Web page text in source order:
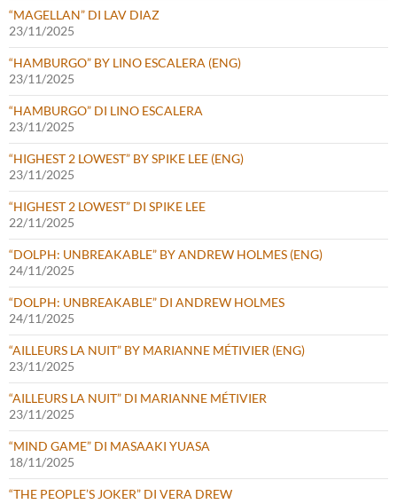
“MAGELLAN” DI LAV DIAZ
23/11/2025
“HAMBURGO” BY LINO ESCALERA (ENG)
23/11/2025
“HAMBURGO” DI LINO ESCALERA
23/11/2025
“HIGHEST 2 LOWEST” BY SPIKE LEE (ENG)
23/11/2025
“HIGHEST 2 LOWEST” DI SPIKE LEE
22/11/2025
“DOLPH: UNBREAKABLE” BY ANDREW HOLMES (ENG)
24/11/2025
“DOLPH: UNBREAKABLE” DI ANDREW HOLMES
24/11/2025
“AILLEURS LA NUIT” BY MARIANNE MÉTIVIER (ENG)
23/11/2025
“AILLEURS LA NUIT” DI MARIANNE MÉTIVIER
23/11/2025
“MIND GAME” DI MASAAKI YUASA
18/11/2025
“THE PEOPLE’S JOKER” DI VERA DREW